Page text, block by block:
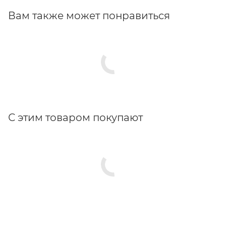
Вам также может понравиться
С этим товаром покупают